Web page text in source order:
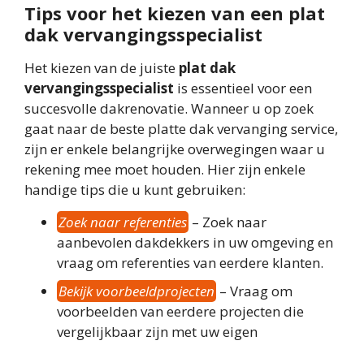
Tips voor het kiezen van een plat
dak vervangingsspecialist
Het kiezen van de juiste plat dak
vervangingsspecialist is essentieel voor een
succesvolle dakrenovatie. Wanneer u op zoek
gaat naar de beste platte dak vervanging service,
zijn er enkele belangrijke overwegingen waar u
rekening mee moet houden. Hier zijn enkele
handige tips die u kunt gebruiken:
Zoek naar referenties – Zoek naar
aanbevolen dakdekkers in uw omgeving en
vraag om referenties van eerdere klanten.
Bekijk voorbeeldprojecten – Vraag om
voorbeelden van eerdere projecten die
vergelijkbaar zijn met uw eigen